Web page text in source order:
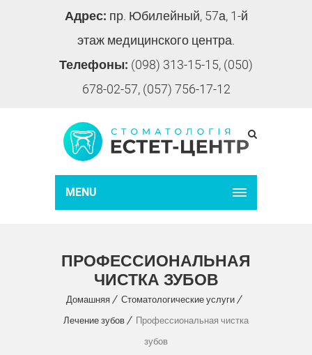
Адрес: пр. Юбилейный, 57а, 1-й
этаж медицинского центра.
Телефоны: (098) 313-15-15, (050)
678-02-57, (057) 756-17-12
MENU
ПРОФЕССИОНАЛЬНАЯ
ЧИСТКА ЗУБОВ
Домашняя
Стоматологические услуги
Лечение зубов
Профессиональная чистка
зубов